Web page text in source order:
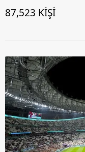
87,523 KİŞİ